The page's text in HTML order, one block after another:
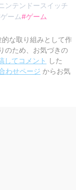
ニンテンドースイッチ
ーム#ゲーム
な取り組みとして作
のため、お気づきの
してコメント した
わせページ からお気